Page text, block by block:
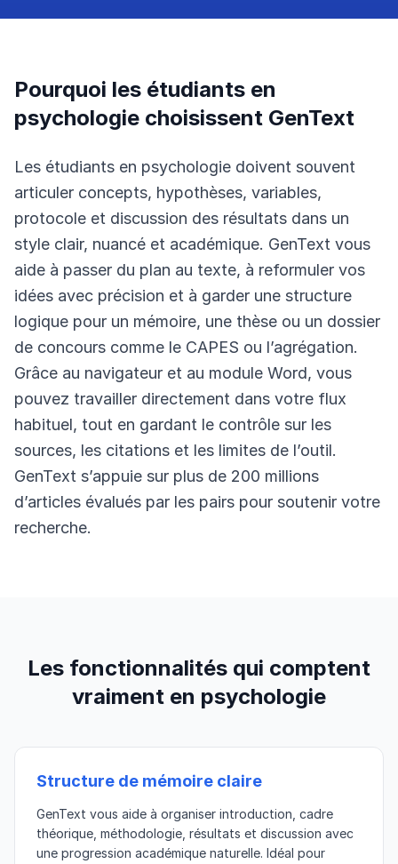
Pourquoi les étudiants en
psychologie choisissent GenText
Les étudiants en psychologie doivent souvent
articuler concepts, hypothèses, variables,
protocole et discussion des résultats dans un
style clair, nuancé et académique. GenText vous
aide à passer du plan au texte, à reformuler vos
idées avec précision et à garder une structure
logique pour un mémoire, une thèse ou un dossier
de concours comme le CAPES ou l’agrégation.
Grâce au navigateur et au module Word, vous
pouvez travailler directement dans votre flux
habituel, tout en gardant le contrôle sur les
sources, les citations et les limites de l’outil.
GenText s’appuie sur plus de 200 millions
d’articles évalués par les pairs pour soutenir votre
recherche.
Les fonctionnalités qui comptent
vraiment en psychologie
Structure de mémoire claire
GenText vous aide à organiser introduction, cadre
théorique, méthodologie, résultats et discussion avec
une progression académique naturelle. Idéal pour